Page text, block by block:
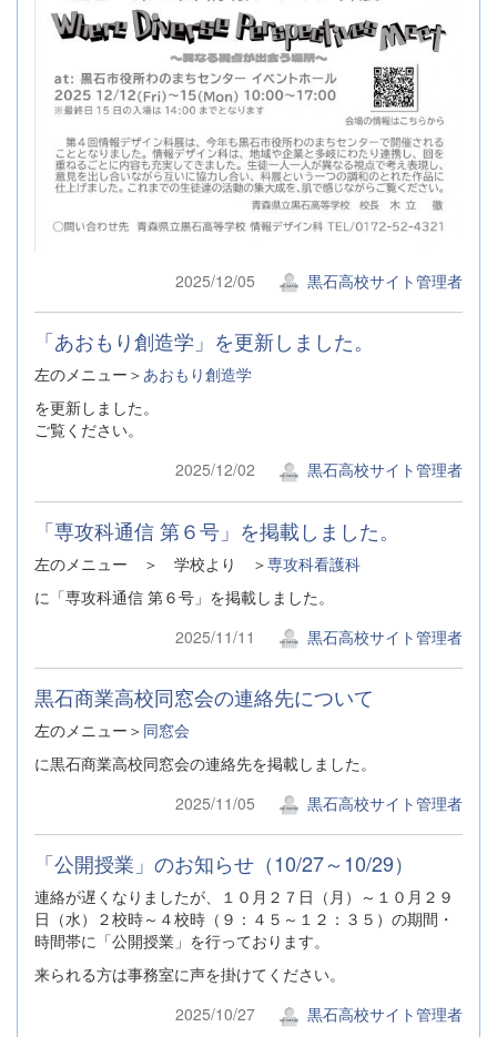
2025/12/05 黒石高校サイト管理者
「あおもり創造学」を更新しました。
左のメニュー＞あおもり創造学
を更新しました。
ご覧ください。
2025/12/02
黒石高校サイト管理者
「専攻科通信 第６号」を掲載しました。
左のメニュー ＞ 学校より ＞専攻科看護科
に「専攻科通信 第６号」を掲載しました。
2025/11/11
黒石高校サイト管理者
黒石商業高校同窓会の連絡先について
左のメニュー＞ 同窓会
に黒石商業高校同窓会の連絡先を掲載しました。
2025/11/05
黒石高校サイト管理者
「公開授業」のお知らせ（10/27～10/29）
連絡が遅くなりましたが、１０月２７日（月）～１０月２９
日（水）２校時～４校時（９：４５～１２：３５）の期間・
時間帯に「公開授業」を行っております。
来られる方は事務室に声を掛けてください。
2025/10/27
黒石高校サイト管理者